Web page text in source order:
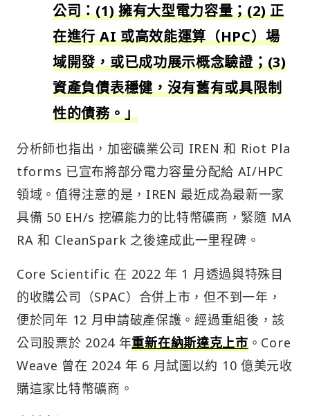
公司：(1) 擁有大型電力容量；(2) 正
在進行 AI 或高效能運算（HPC）場
域開發，或已成功展示概念驗證；(3)
資產負債表穩健，沒有舊有或具限制
性的債務。」
分析師也指出，加密礦業公司 IREN 和 Riot Pla
tforms 已宣布將部分電力容量分配給 AI/HPC
領域。值得注意的是，IREN 最近成為最新一家
具備 50 EH/s 挖礦能力的比特幣礦商，緊隨 MA
RA 和 CleanSpark 之後達成此一里程碑。
Core Scientific 在 2022 年 1 月透過與特殊目
的收購公司（SPAC）合併上市，但不到一年，
便於同年 12 月申請破產保護。經過重組後，該
公司股票於 2024 年重新在納斯達克上市。Core
Weave 曾在 2024 年 6 月試圖以約 10 億美元收
購這家比特幣礦商。